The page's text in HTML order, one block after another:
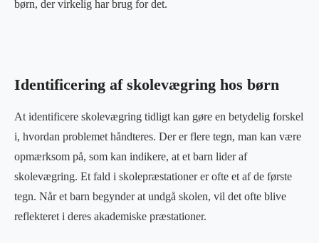
børn, der virkelig har brug for det.
Identificering af skolevægring hos børn
At identificere skolevægring tidligt kan gøre en betydelig forskel
i, hvordan problemet håndteres. Der er flere tegn, man kan være
opmærksom på, som kan indikere, at et barn lider af
skolevægring. Et fald i skolepræstationer er ofte et af de første
tegn. Når et barn begynder at undgå skolen, vil det ofte blive
reflekteret i deres akademiske præstationer.